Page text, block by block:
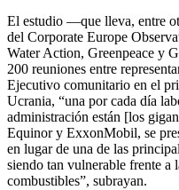
El estudio —que lleva, entre
del Corporate Europe
Water Action, Greenpeace y
200 reuniones entre
Ejecutivo comunitario en el
Ucrania, “una por cada día
administración están [los
Equinor y ExxonMobil, se
en lugar de una de las
siendo tan vulnerable frente a
combustibles”, subrayan.